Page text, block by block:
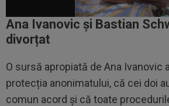
Ana Ivanovic și Bastian
divorțat
O sursă apropiată de Ana Ivanovic
protecția anonimatului, că cei doi
comun acord și că toate